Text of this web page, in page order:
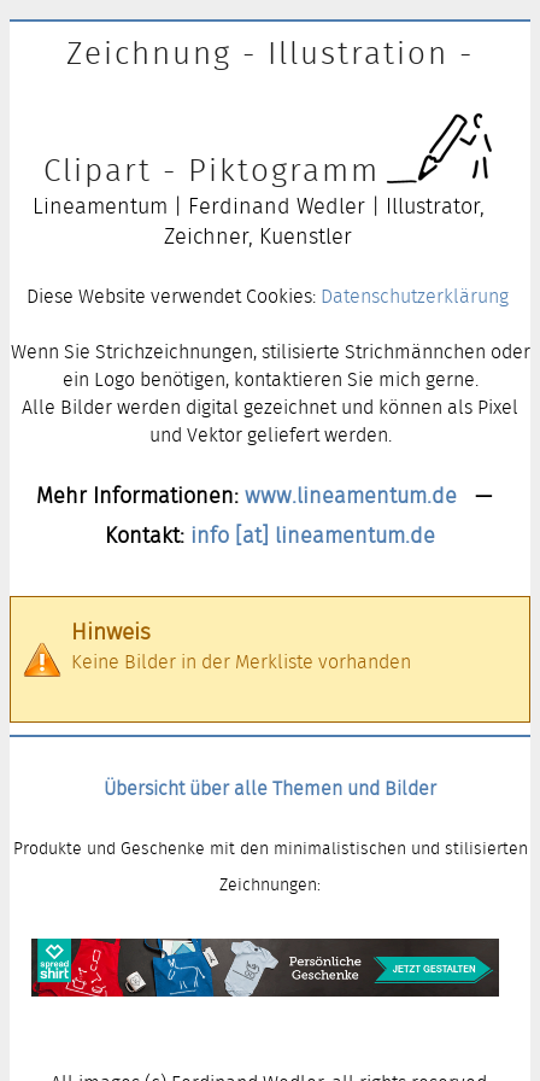
Zeichnung - Illustration -
Clipart - Piktogramm
Lineamentum | Ferdinand Wedler | Illustrator,
Zeichner, Kuenstler
Diese Website verwendet Cookies: Datenschutzerklärung
Wenn Sie Strichzeichnungen, stilisierte Strichmännchen oder
ein Logo benötigen, kontaktieren Sie mich gerne.
Alle Bilder werden digital gezeichnet und können als Pixel
und Vektor geliefert werden.
Mehr Informationen:www.lineamentum.de —
Kontakt: info [at] lineamentum.de
Hinweis
Keine Bilder in der Merkliste vorhanden
Übersicht über alle Themen und Bilder
Produkte und Geschenke mit den minimalistischen und stilisierten
Zeichnungen: